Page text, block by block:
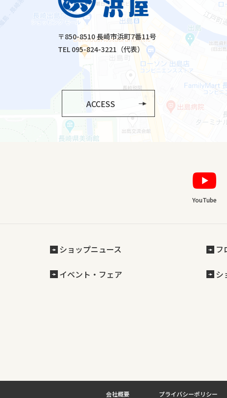
〒850-8510 長崎市浜町7番11号
TEL 095-824-3221（代表）
ACCESS
YouTube
ショップニュース
イベント・フェア
フ
シ
会社概要 プライバシーポリシー